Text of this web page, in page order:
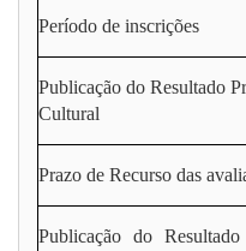
Período de
Publicação do Resultado
Cultural
Prazo de Recurso das
Publicação do